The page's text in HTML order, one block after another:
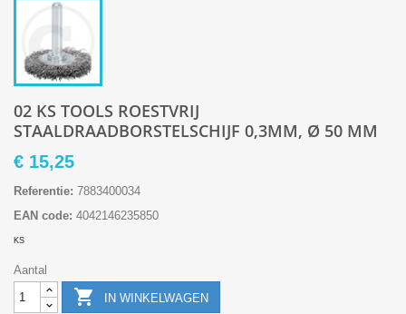
02 KS TOOLS ROESTVRIJ
STAALDRAADBORSTELSCHIJF 0,3MM, Ø 50 MM
€ 15,25
Referentie: 7883400034
EAN code: 4042146235850
KS
Aantal
 IN WINKELWAGEN